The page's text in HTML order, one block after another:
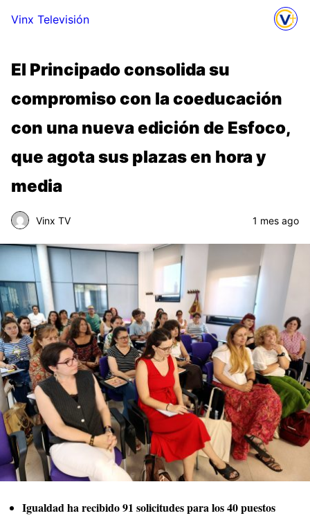
Vinx Televisión
El Principado consolida su
compromiso con la coeducación
con una nueva edición de Esfoco,
que agota sus plazas en hora y
media
Vinx TV 1 mes ago
Igualdad ha recibido 91 solicitudes para los 40 puestos